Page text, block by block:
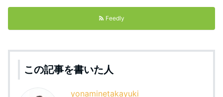
Feedly
この記事を書いた人
yonaminetakayuki